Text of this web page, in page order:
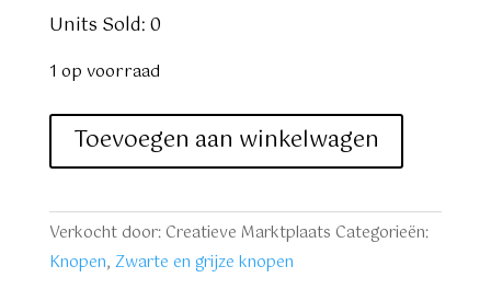
Units Sold: 0
1 op voorraad
Zwarte
knopen
stuks
aantal
Toevoegen aan winkelwagen
Verkocht door: Creatieve Marktplaats Categorieën:
Knopen, Zwarte en grijze knopen